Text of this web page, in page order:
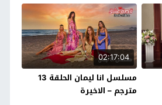
02:17:04
مسلسل انا ليمان الحلقة 13
مترجم – الاخيرة